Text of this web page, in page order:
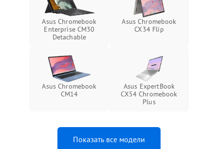
Asus Chromebook
Enterprise CM30
Detachable
Asus Chromebook
CX34 Flip
Asus Chromebook
CM14
Asus ExpertBook
CX54 Chromebook
Plus
Показать все модели